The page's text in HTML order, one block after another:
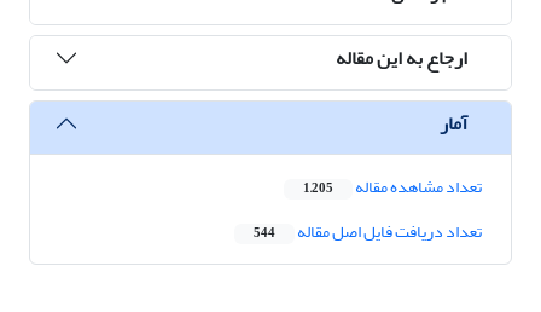
ارجاع به این مقاله
آمار
تعداد مشاهده مقاله 1,205
تعداد دریافت فایل اصل مقاله 544